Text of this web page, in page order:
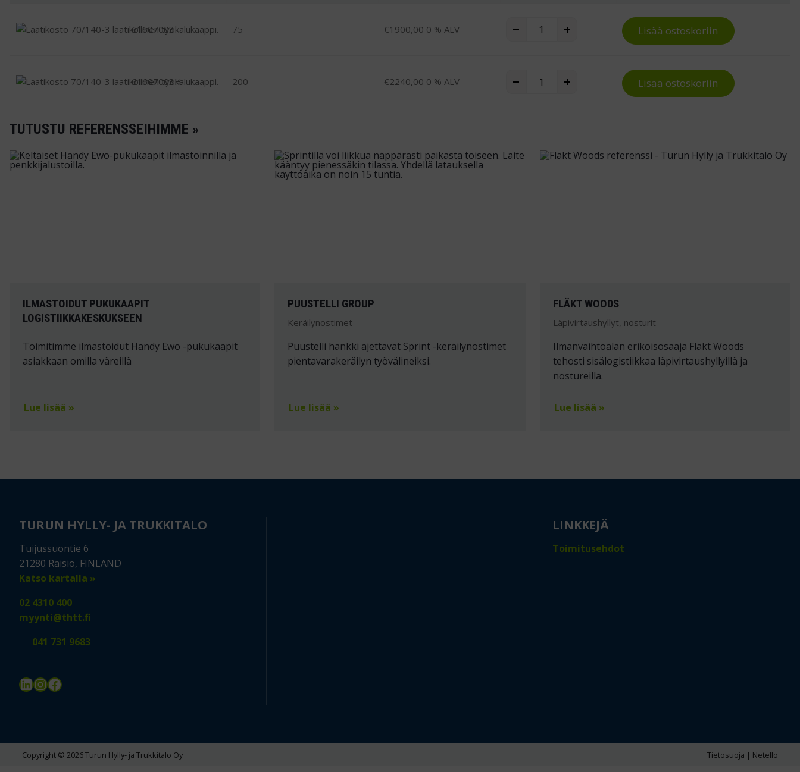
61607003 75 €1900,00 0 % ALV Laatikosto 70/140-3 quantity
+ Lisää ostoskoriin
61607003H 200 €2240,00 0 % ALV Laatikosto 70/140-3 quantity
+ Lisää ostoskoriin
TUTUSTU REFERENSSEIHIMME »
ILMASTOIDUT PUKUKAAPIT
LOGISTIIKKAKESKUKSEEN
Toimitimme ilmastoidut Handy Ewo -pukukaapit
asiakkaan omilla väreillä
Lue lisää »
PUUSTELLI GROUP
Keräilynostimet
Puustelli hankki ajettavat Sprint -keräilynostimet
pientavarakeräilyn työvälineiksi.
Lue lisää »
FLÄKT WOODS
Läpivirtaushyllyt, nosturit
Ilmanvaihtoalan erikoisosaaja Fläkt Woods
tehosti sisälogistiikkaa läpivirtaushyllyillä ja
nostureilla.
Lue lisää »
TURUN HYLLY- JA TRUKKITALO
Tuijussuontie 6
21280 Raisio, FINLAND
Katso kartalla »
02 4310 400
myynti@thtt.fi
041 731 9683
LinkedIn
Instagram
Facebook
LINKKEJÄ
Toimitusehdot
Copyright © 2026 Turun Hylly- ja Trukkitalo Oy Tietosuoja | Netello